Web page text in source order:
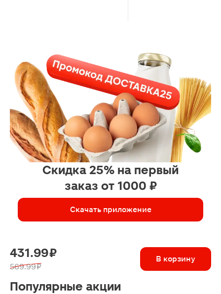
Скидка 25% на первый
заказ от 1000 ₽
Скачать приложение
431.99 ₽
569.99 ₽
В корзину
Популярные акции